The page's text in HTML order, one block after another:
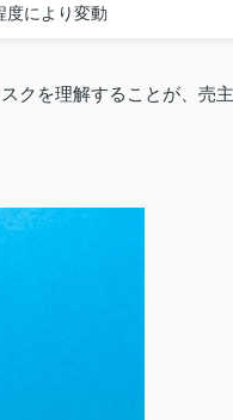
度により変動
クを理解することが、売主